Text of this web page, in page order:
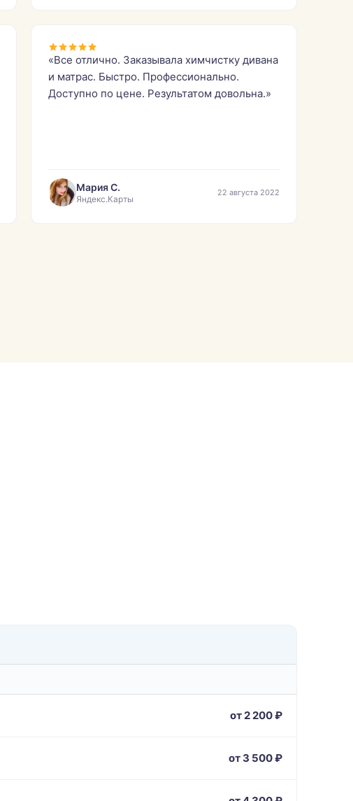
«Все отлично. Заказывала химчистку дивана
и матрас. Быстро. Профессионально.
Доступно по цене. Результатом довольна.»
Мария С.
Яндекс.Карты
22 августа 2022
от 2 200 ₽
от 3 500 ₽